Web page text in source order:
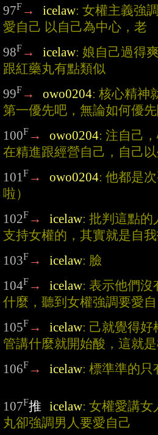
97F → icelaw: 女權主義強
愛自己 以自己為中心，老
98F → icelaw: 娘自己過得
跟紅藥丸有點類似
99F → owo0204: 核心精神
第一優先吧，無論如何優先
100F → owo0204: 注自己
在精進跟經營自己，自己
101F → owo0204: 他都是
啦）
102F → icelaw: 批判這點的
支持女權的，其實就是自
103F → icelaw: 臉
104F → icelaw: 表示他們沒
什麼，聽到女權強調要愛自
105F → icelaw: 己就覺得好
管講什麼就開始酸，這就
106F → icelaw: 標準準的只
107F推 icelaw: 女權愛講女
丸卻強調男人要愛自己